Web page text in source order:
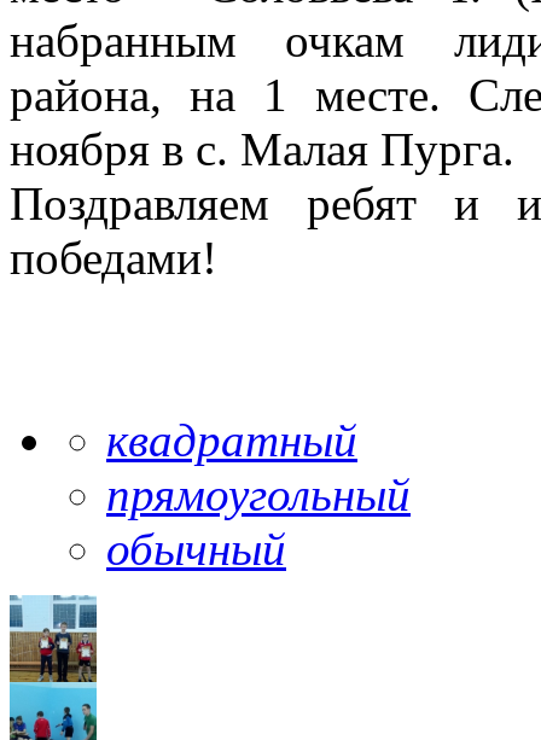
набранным очкам
района, на 1 месте.
ноября в с. Малая Пурга.
Поздравляем ребят и
победами!
квадратный
прямоугольный
обычный